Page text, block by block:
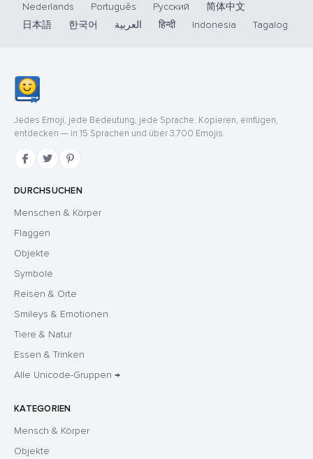
Nederlands
Português Русский
简体中文
日本語
한국어 العربية हिन्दी Indonesia Tagalog
Jedes Emoji, jede Bedeutung, jede Sprache. Kopieren, einfügen,
entdecken — in 15 Sprachen und über 3.700 Emojis.
DURCHSUCHEN
Menschen & Körper
Flaggen
Objekte
Symbole
Reisen & Orte
Smileys & Emotionen
Tiere & Natur
Essen & Trinken
Alle Unicode-Gruppen →
KATEGORIEN
Mensch & Körper
Objekte